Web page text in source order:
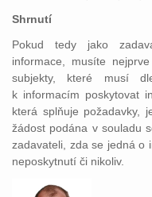
Shrnutí
Pokud tedy jako
informace, musíte
subjekty, které musí
k informacím poskytovat
která splňuje požadavky,
žádost podána v souladu
zadavateli, zda se jedná o
neposkytnutí či nikoliv.